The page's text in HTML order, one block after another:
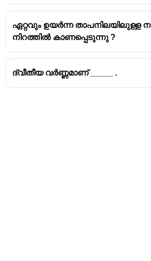
വിസരണം സംഭവിച്ച നീല
കണ്ണുകളിൽ
ആകാശത്തിന് നീല നിറം
റെയ്‌ലീ വിസരണം (Rayleigh
ഏറ്റവും ഉയർന്ന താപനിലയിലുള്ള
നിറത്തിൽ കാണപ്പെടുന്നു ?
ദ്വീതീയ വർണ്ണമാണ് _____ .